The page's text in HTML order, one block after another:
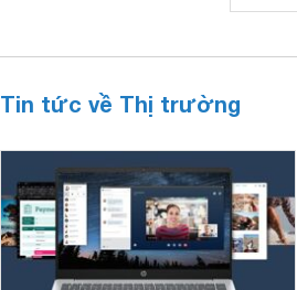
Tin tức về Thị trường